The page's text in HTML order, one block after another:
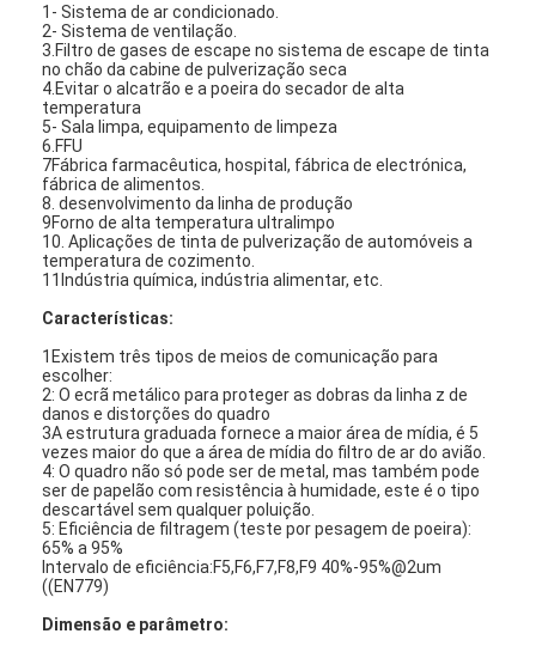
Para casa
Produtos
Vídeos
1- Sistema de ar condicionado.
2- Sistema de ventilação.
3.Filtro de gases de escape no sistema de escape de tinta
no chão da cabine de pulverização seca
4.Evitar o alcatrão e a poeira do secador de alta
temperatura
5- Sala limpa, equipamento de limpeza
6.FFU
7Fábrica farmacêutica, hospital, fábrica de electrónica,
fábrica de alimentos.
8. desenvolvimento da linha de produção
9Forno de alta temperatura ultralimpo
10. Aplicações de tinta de pulverização de automóveis a
temperatura de cozimento.
11Indústria química, indústria alimentar, etc.
Características:
1Existem três tipos de meios de comunicação para
escolher:
2: O ecrã metálico para proteger as dobras da linha z de
danos e distorções do quadro
3A estrutura graduada fornece a maior área de mídia, é 5
vezes maior do que a área de mídia do filtro de ar do avião.
4: O quadro não só pode ser de metal, mas também pode
ser de papelão com resistência à humidade, este é o tipo
descartável sem qualquer poluição.
5: Eficiência de filtragem (teste por pesagem de poeira):
65% a 95%
Intervalo de eficiência:F5,F6,F7,F8,F9 40%-95%@2um
((EN779)
Dimensão e parâmetro: